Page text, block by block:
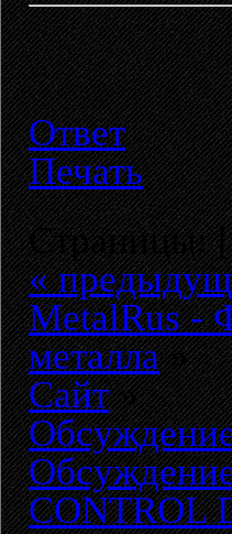
Ответ
Печать
Страницы: [
«
MetalRus -
металла»
Сайт»
CONTROL